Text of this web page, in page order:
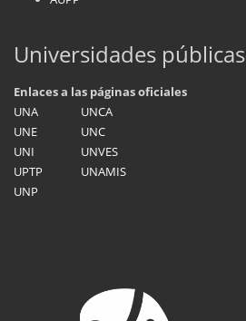
Universidades públicas
Enlaces a las páginas oficiales
UNA
UNCA
UNE
UNC
UNI
UNVES
UPTP
UNAMIS
UNP